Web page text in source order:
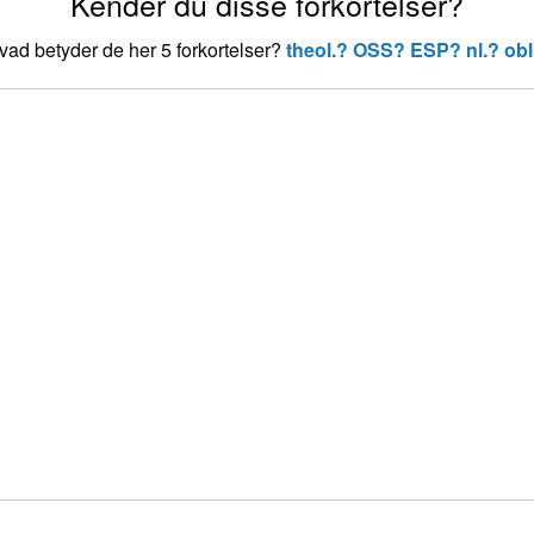
betyder de her 5 forkortelser? theol.? OSS? ESP? nl.?